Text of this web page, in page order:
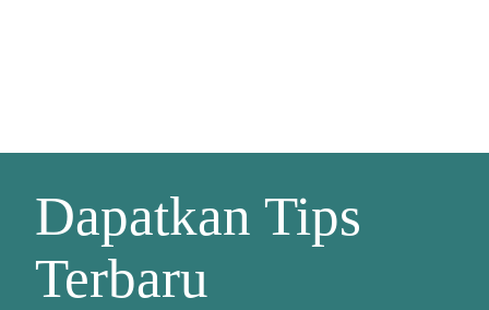
Dapatkan Tips
Terbaru